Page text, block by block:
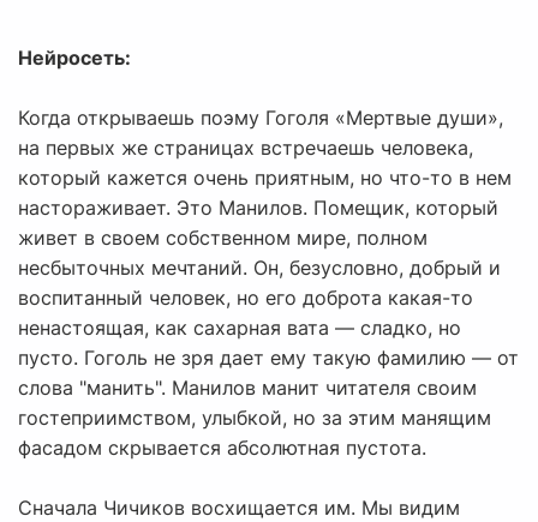
Нейросеть:
Когда открываешь поэму Гоголя «Мертвые души»,
на первых же страницах встречаешь человека,
который кажется очень приятным, но что-то в нем
настораживает. Это Манилов. Помещик, который
живет в своем собственном мире, полном
несбыточных мечтаний. Он, безусловно, добрый и
воспитанный человек, но его доброта какая-то
ненастоящая, как сахарная вата — сладко, но
пусто. Гоголь не зря дает ему такую фамилию — от
слова "манить". Манилов манит читателя своим
гостеприимством, улыбкой, но за этим манящим
фасадом скрывается абсолютная пустота.
Сначала Чичиков восхищается им. Мы видим